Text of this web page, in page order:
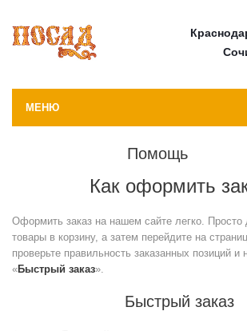
МЕНЮ
Помощь
Как оформить
Оформить заказ на нашем сайте легко. Просто
товары в корзину, а затем перейдите на
проверьте правильность заказанных позиций и
«Быстрый заказ».
Быстрый заказ